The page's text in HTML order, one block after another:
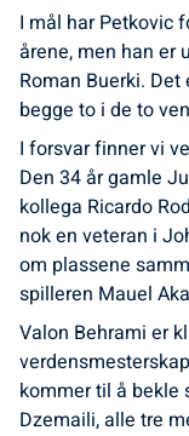
I mål har Petkovic
årene, men han er
Roman Buerki.
begge to i de to
I forsvar finner vi
Den 34 år gamle
kollega Ricardo
nok en veteran i
om plassene
spilleren Mauel
Valon Behrami er
kommer til å bekle
Dzemaili, alle tre